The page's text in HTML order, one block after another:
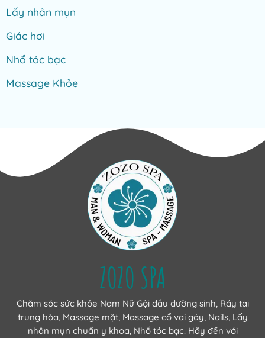
Lấy nhân mụn
Giác hơi
Nhổ tóc bạc
Massage Khỏe
ZOZO SPA
Chăm sóc sức khỏe Nam Nữ Gội đầu dưỡng sinh, Ráy tai
trung hòa, Massage mặt, Massage cổ vai gáy, Nails, Lấy
nhân mụn chuẩn y khoa, Nhổ tóc bạc. Hãy đến với